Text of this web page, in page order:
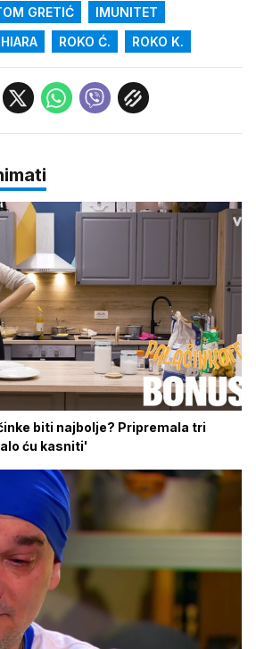
GRETIĆ
IMUNITET
ROKO Ć. ROKO K.
biti najbolje? Pripremala tri
ću kasniti'